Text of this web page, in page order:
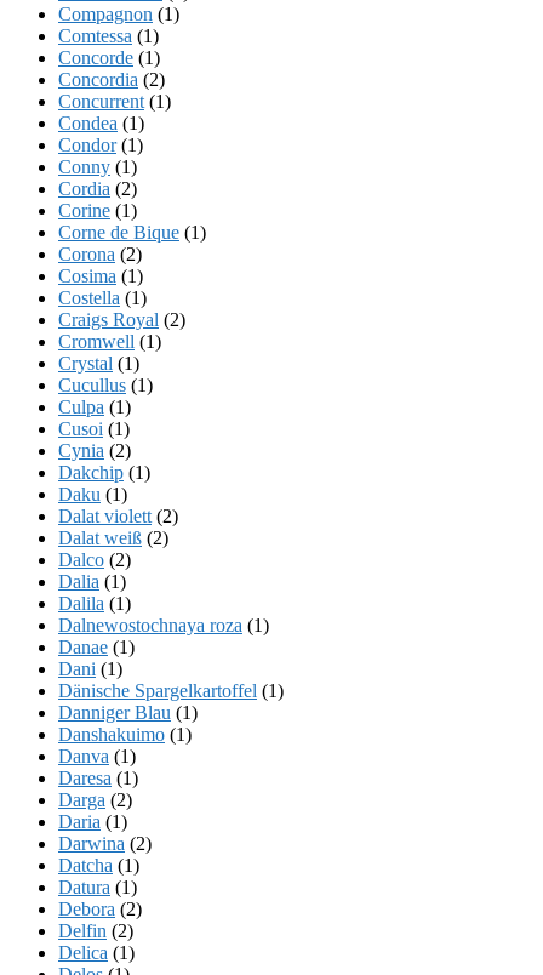
Compagnon (1)
Comtessa (1)
Concorde (1)
Concordia (2)
Concurrent (1)
Condea (1)
Condor(1)
Conny (1)
Cordia (2)
Corine (1)
Corne de Bique (1)
Corona (2)
Cosima (1)
Costella (1)
Craigs Royal (2)
Cromwell (1)
Crystal (1)
Cucullus (1)
Culpa (1)
Cusoi (1)
Cynia (2)
Dakchip (1)
Daku (1)
Dalat violett (2)
Dalat weiß (2)
Dalco (2)
Dalia (1)
Dalila (1)
Dalnewostochnaya roza (1)
Danae (1)
Dani (1)
Dänische Spargelkartoffel (1)
Danniger Blau (1)
Danshakuimo (1)
Danva (1)
Daresa (1)
Darga (2)
Daria (1)
Darwina (2)
Datcha (1)
Datura (1)
Debora (2)
Delfin (2)
Delica (1)